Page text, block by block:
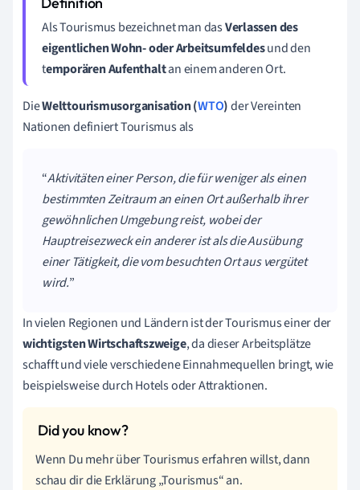
Als Tourismus bezeichnet man dasVerlassen des
eigentlichen Wohn- oder Arbeitsumfeldesund den
temporären Aufenthaltan einem anderen Ort.
DieWelttourismusorganisation (WTO)der Vereinten
Nationen definiert Tourismus als
Aktivitäten einer Person, die für weniger als einen
bestimmten Zeitraum an einen Ort außerhalb ihrer
gewöhnlichen Umgebung reist, wobei der
Hauptreisezweck ein anderer ist als die Ausübung
einer Tätigkeit, die vom besuchten Ort aus vergütet
wird.
In vielen Regionen und Ländern ist der Tourismus einer der
wichtigsten Wirtschaftszweige, da dieser Arbeitsplätze
schafft und viele verschiedene Einnahmequellen bringt, wie
beispielsweise durch Hotels oder Attraktionen.
Wenn Du mehr über Tourismus erfahren willst, dann
schau dir die Erklärung „Tourismus“ an.